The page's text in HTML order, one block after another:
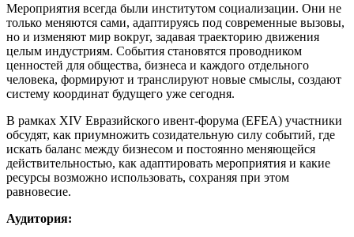
Мероприятия всегда были институтом социализации. Они не
только меняются сами, адаптируясь под современные вызовы,
но и изменяют мир вокруг, задавая траекторию движения
целым индустриям. События становятся проводником
ценностей для общества, бизнеса и каждого отдельного
человека, формируют и транслируют новые смыслы, создают
систему координат будущего уже сегодня.
В рамках XIV Евразийского ивент-форума (EFEA) участники
обсудят, как приумножить созидательную силу событий, где
искать баланс между бизнесом и постоянно меняющейся
действительностью, как адаптировать мероприятия и какие
ресурсы возможно использовать, сохраняя при этом
равновесие.
Аудитория: